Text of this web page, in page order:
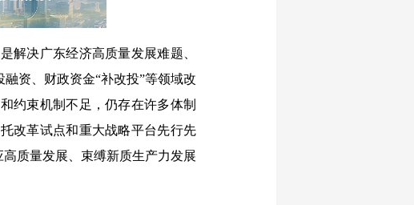
决广东经济高质量发展难题、
资、财政资金“补改投”等领域改
约束机制不足，仍存在许多体制
改革试点和重大战略平台先行先
质量发展、束缚新质生产力发展